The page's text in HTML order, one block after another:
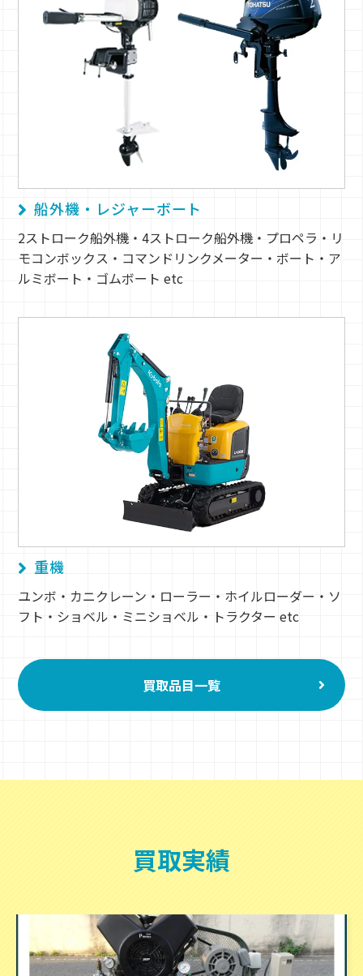
船外機・レジャーボート
2ストローク船外機・4ストローク船外機・プロペラ・リ
モコンボックス・コマンドリンクメーター・ボート・ア
ルミボート・ゴムボート etc
重機
ユンボ・カニクレーン・ローラー・ホイルローダー・ソ
フト・ショベル・ミニショベル・トラクター etc
買取品目一覧
買取実績